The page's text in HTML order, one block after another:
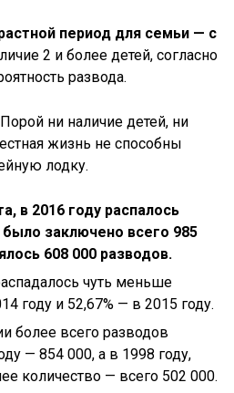
период для семьи — с
2 и более детей, согласно
развода.
ни наличие детей, ни
жизнь не способны
лодку.
в 2016 году распалось
заключено всего 985
608 000 разводов.
чуть меньше
году и 52,67% — в 2015 году.
более всего разводов
— 854 000, а в 1998 году,
количество — всего 502 000.